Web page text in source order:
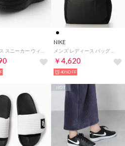
NIKE
￥4,620
40%OFF
HOT